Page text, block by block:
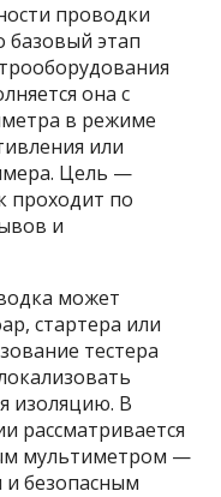
проводки
базовый этап
она с
в режиме
или
Цель —
проходит по
и
может
стартера или
тестера
изоляцию. В
рассматривается
мультиметром —
безопасным